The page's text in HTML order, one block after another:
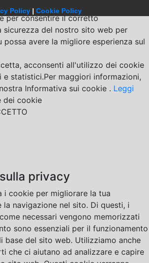
Policy | Cookie Policy
per consentire il corretto
sicurezza del nostro sito web per
possa avere la migliore esperienza sul
acconsenti all'utilizzo dei cookie
statistici.Per maggiori informazioni,
Informativa sui cookie . Leggi
dei cookie
privacy
i cookie per migliorare la tua
la navigazione nel sito. Di questi, i
necessari vengono memorizzati
sono essenziali per il funzionamento
base del sito web. Utilizziamo anche
che ci aiutano ad analizzare e capire